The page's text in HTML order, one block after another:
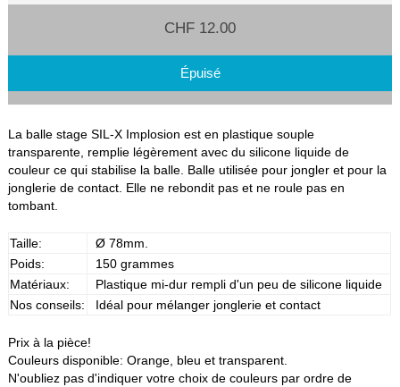
CHF 12.00
Épuisé
La balle stage SIL-X Implosion est en plastique souple
transparente, remplie légèrement avec du silicone liquide de
couleur ce qui stabilise la balle. Balle utilisée pour jongler et pour la
jonglerie de contact. Elle ne rebondit pas et ne roule pas en
tombant.
Taille:
Ø 78mm.
Poids:
150 grammes
Matériaux:
Plastique mi-dur rempli d'un peu de silicone liquide
Nos conseils:
Idéal pour mélanger jonglerie et contact
Prix à la pièce!
Couleurs disponible: Orange, bleu et transparent.
N'oubliez pas d'indiquer votre choix de couleurs par ordre de